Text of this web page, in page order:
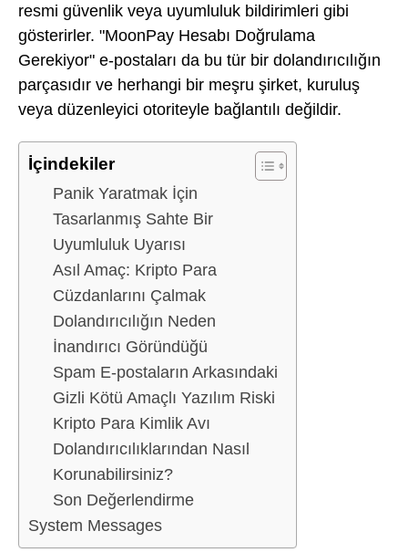
resmi güvenlik veya uyumluluk bildirimleri gibi
gösterirler. "MoonPay Hesabı Doğrulama
Gerekiyor" e-postaları da bu tür bir dolandırıcılığın
parçasıdır ve herhangi bir meşru şirket, kuruluş
veya düzenleyici otoriteyle bağlantılı değildir.
İçindekiler
Panik Yaratmak İçin
Tasarlanmış Sahte Bir
Uyumluluk Uyarısı
Asıl Amaç: Kripto Para
Cüzdanlarını Çalmak
Dolandırıcılığın Neden
İnandırıcı Göründüğü
Spam E-postaların Arkasındaki
Gizli Kötü Amaçlı Yazılım Riski
Kripto Para Kimlik Avı
Dolandırıcılıklarından Nasıl
Korunabilirsiniz?
Son Değerlendirme
System Messages